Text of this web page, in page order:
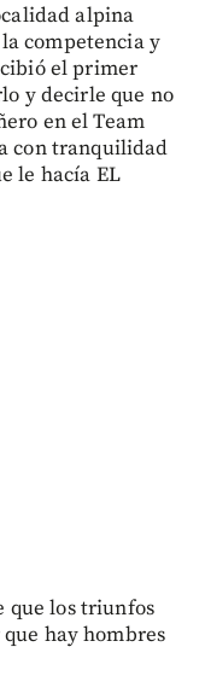
alpina
competencia y
el primer
y decirle que no
en el Team
con tranquilidad
le hacía EL
que los triunfos
hay hombres